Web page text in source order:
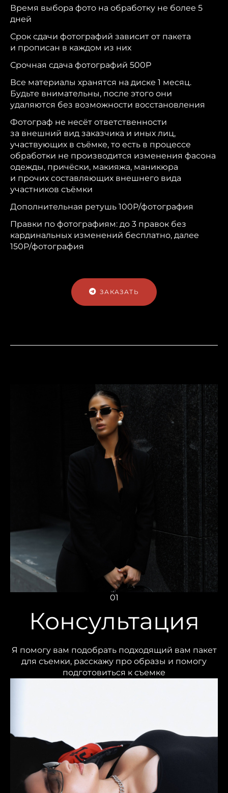
Время выбора фото на обработку не более 5
дней
Срок сдачи фотографий зависит от пакета
и прописан в каждом из них
Срочная сдача фотографий 500Р
Все материалы хранятся на диске 1 месяц.
Будьте внимательны, после этого они
удаляются без возможности восстановления
Фотограф не несёт ответственности
за внешний вид заказчика и иных лиц,
участвующих в съёмке, то есть в процессе
обработки не производится изменения фасона
одежды, причёски, макияжа, маникюра
и прочих составляющих внешнего вида
участников съёмки
Дополнительная ретушь 100Р/фотография
Правки по фотографиям: до 3 правок без
кардинальных изменений бесплатно, далее
150Р/фотография
ЗАКАЗАТЬ
01
Консультация
Я помогу вам подобрать подходящий вам пакет
для съемки, расскажу про образы и помогу
подготовиться к съемке